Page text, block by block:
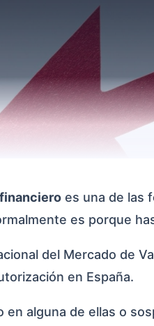
es una de las
es porque
del Mercado de
en España.
en alguna de ellas o